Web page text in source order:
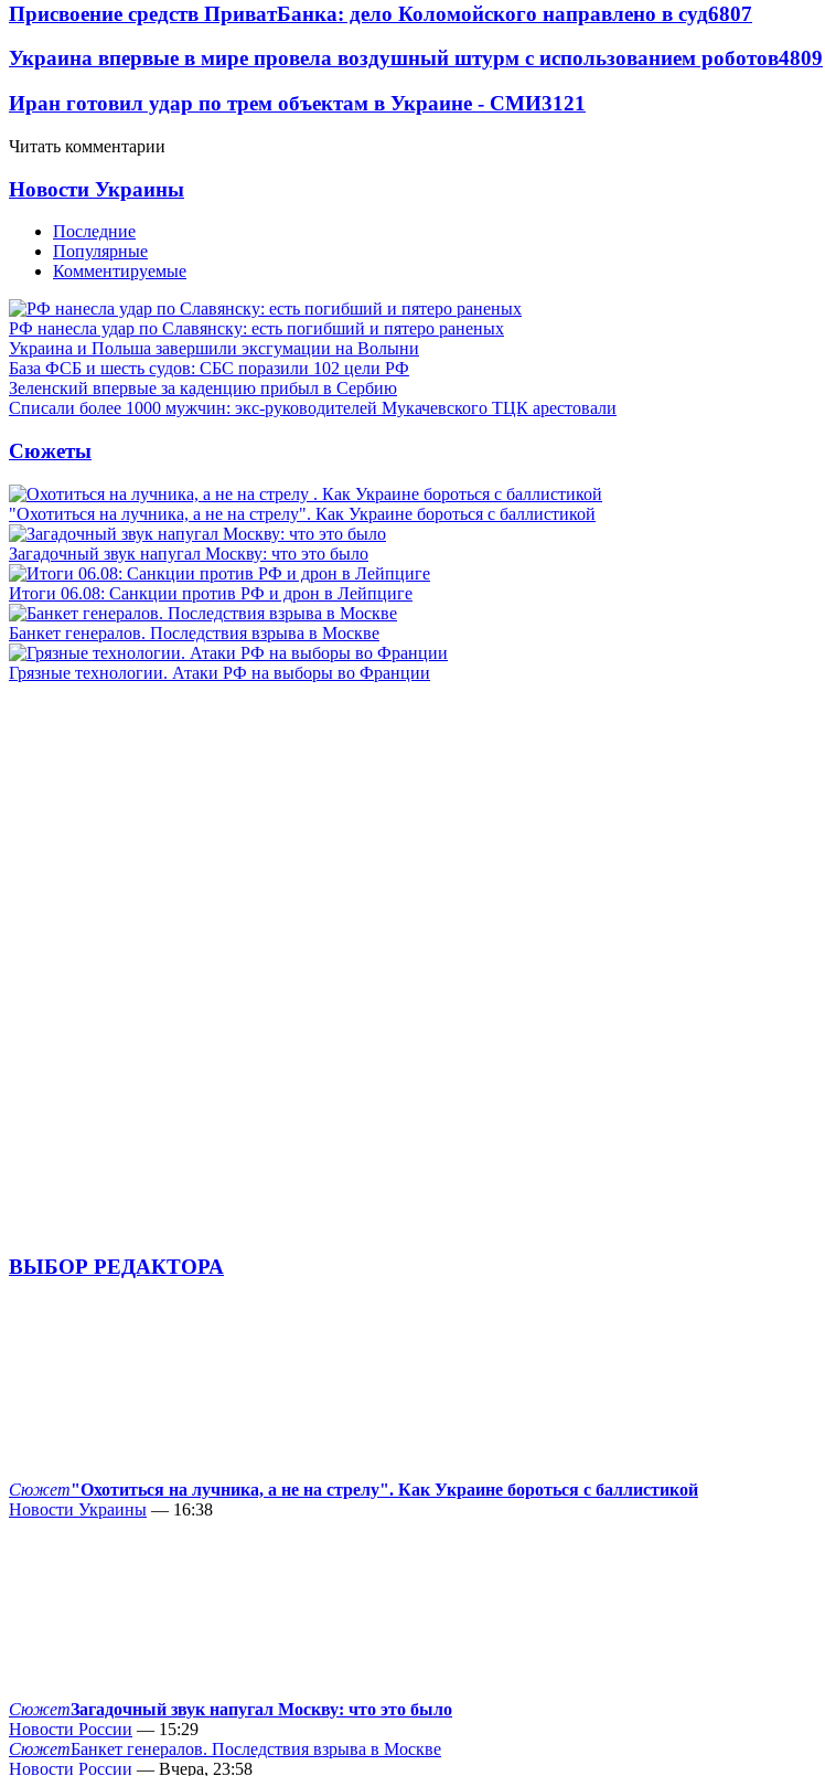
Присвоение средств ПриватБанка: дело Коломойского направлено в суд6807
Украина впервые в мире провела воздушный штурм с использованием роботов4809
Иран готовил удар по трем объектам в Украине - СМИ3121
Читать комментарии
Новости Украины
Последние
Популярные
Комментируемые
РФ нанесла удар по Славянску: есть погибший и пятеро раненых
Украина и Польша завершили эксгумации на Волыни
База ФСБ и шесть судов: СБС поразили 102 цели РФ
Зеленский впервые за каденцию прибыл в Сербию
Списали более 1000 мужчин: экс-руководителей Мукачевского ТЦК арестовали
Сюжеты
"Охотиться на лучника, а не на стрелу". Как Украине бороться с баллистикой
Загадочный звук напугал Москву: что это было
Итоги 06.08: Санкции против РФ и дрон в Лейпциге
Банкет генералов. Последствия взрыва в Москве
Грязные технологии. Атаки РФ на выборы во Франции
ВЫБОР РЕДАКТОРА
Сюжет"Охотиться на лучника, а не на стрелу". Как Украине бороться с баллистикой
Новости Украины — 16:38
СюжетЗагадочный звук напугал Москву: что это было
Новости России — 15:29
СюжетБанкет генералов. Последствия взрыва в Москве
Новости России — Вчера, 23:58